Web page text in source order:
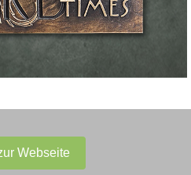
Webseite